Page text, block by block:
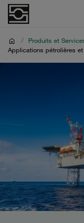
/ Produits et
Applications pétrolières et